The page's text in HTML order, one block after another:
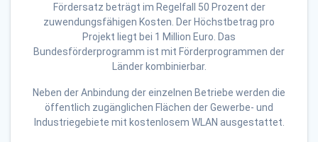
Fördersatz beträgt im Regelfall 50 Prozent der
zuwendungsfähigen Kosten. Der Höchstbetrag pro
Projekt liegt bei 1 Million Euro. Das
Bundesförderprogramm ist mit Förderprogrammen der
Länder kombinierbar.
Neben der Anbindung der einzelnen Betriebe werden die
öffentlich zugänglichen Flächen der Gewerbe- und
Industriegebiete mit kostenlosem WLAN ausgestattet.